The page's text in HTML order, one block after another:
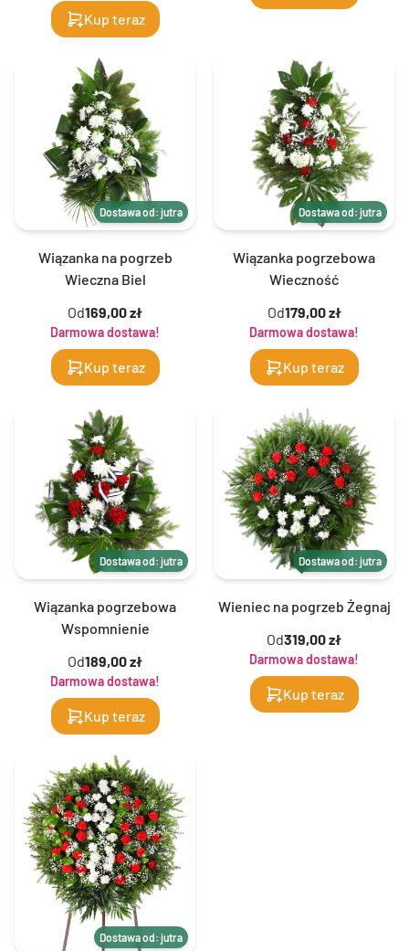
Kup teraz
Dostawa od: jutra
Wiązanka na pogrzeb
Wieczna Biel
Od169,00 zł
Darmowa dostawa!
Kup teraz
Dostawa od: jutra
Wiązanka pogrzebowa
Wieczność
Od179,00 zł
Darmowa dostawa!
Kup teraz
Dostawa od: jutra
Wiązanka pogrzebowa
Wspomnienie
Od189,00 zł
Darmowa dostawa!
Kup teraz
Dostawa od: jutra
Wieniec na pogrzeb Żegnaj
Od319,00 zł
Darmowa dostawa!
Kup teraz
Dostawa od: jutra